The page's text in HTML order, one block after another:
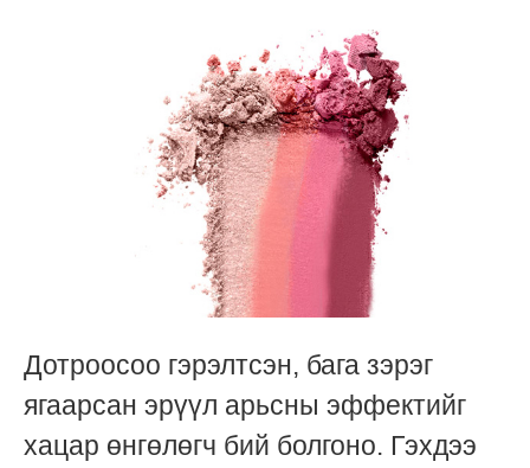
Дотроосоо гэрэлтсэн, бага зэрэг
ягаарсан эрүүл арьсны эффектийг
хацар өнгөлөгч бий болгоно. Гэхдээ